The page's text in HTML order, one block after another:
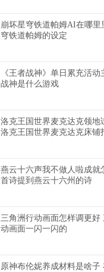
崩坏星穹铁道帕姆AI在哪里
穹铁道帕姆的设定
《王者战神》单日累充活动
战神是什么游戏
洛克王国世界麦克达克领地
洛克王国世界麦克达克床铺
燕云十六声我不做人啦成就
首诗提到燕云十六州的诗
三角洲行动画面怎样调更好
动画面一闪一闪的
原神布伦妮养成材料是啥子